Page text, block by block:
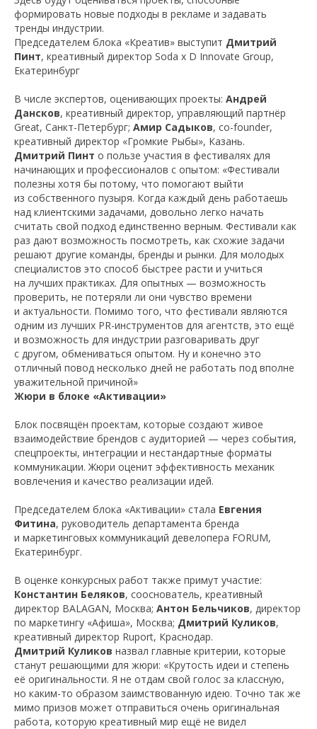
формировать новые подходы в рекламе и задавать
тренды индустрии.
Председателем блока «Креатив» выступит Дмитрий
Пинт, креативный директор Soda x D Innovate Group,
Екатеринбург
В числе экспертов, оценивающих проекты: Андрей
Дансков, креативный директор, управляющий партнёр
Great, Санкт-Петербург; Амир Садыков, сo-founder,
креативный директор «Громкие Рыбы», Казань.
Дмитрий Пинт о пользе участия в фестивалях для
начинающих и профессионалов с опытом: «Фестивали
полезны хотя бы потому, что помогают выйти
из собственного пузыря. Когда каждый день работаешь
над клиентскими задачами, довольно легко начать
считать свой подход единственно верным. Фестивали как
раз дают возможность посмотреть, как схожие задачи
решают другие команды, бренды и рынки. Для молодых
специалистов это способ быстрее расти и учиться
на лучших практиках. Для опытных — возможность
проверить, не потеряли ли они чувство времени
и актуальности. Помимо того, что фестивали являются
одним из лучших PR-инструментов для агентств, это ещё
и возможность для индустрии разговаривать друг
с другом, обмениваться опытом. Ну и конечно это
отличный повод несколько дней не работать под вполне
уважительной причиной»
Жюри в блоке «Активации»
Блок посвящён проектам, которые создают живое
взаимодействие брендов с аудиторией — через события,
спецпроекты, интеграции и нестандартные форматы
коммуникации. Жюри оценит эффективность механик
вовлечения и качество реализации идей.
Председателем блока «Активации» стала Евгения
Фитина, руководитель департамента бренда
и маркетинговых коммуникаций девелопера FORUM,
Екатеринбург.
В оценке конкурсных работ также примут участие:
Константин Беляков, сооснователь, креативный
директор BALAGAN, Москва; Антон Бельчиков, директор
по маркетингу «Афиша», Москва; Дмитрий Куликов,
креативный директор Ruport, Краснодар.
Дмитрий Куликов назвал главные критерии, которые
станут решающими для жюри: «Крутость идеи и степень
её оригинальности. Я не отдам свой голос за классную,
но каким-то образом заимствованную идею. Точно так же
мимо призов может отправиться очень оригинальная
работа, которую креативный мир ещё не видел